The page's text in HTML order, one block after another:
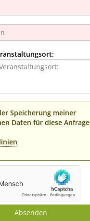
Speicherung meiner
Daten für diese Anfrage